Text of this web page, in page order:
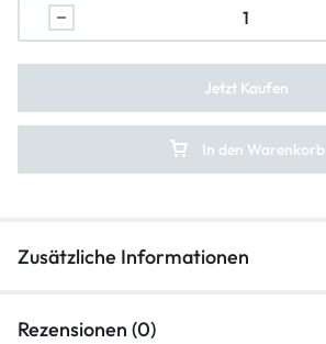
Ein-/Ausschalter Reparatur
Backcover Rückseite Reparatur
Mikrofon Reparatur
Lautstärkeregler Reparatur
In den Warenkorb
Jetzt Kaufen
Zusätzliche Informationen
Rezensionen (0)